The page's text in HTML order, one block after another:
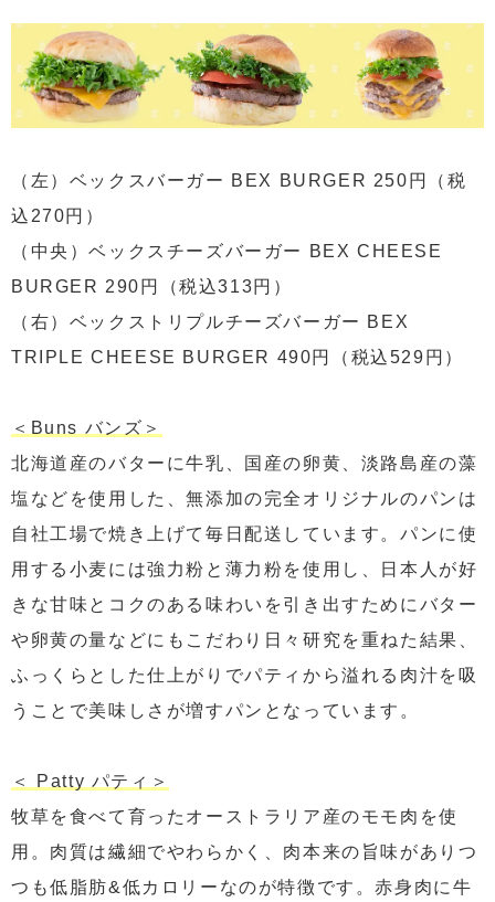
（左）ベックスバーガー BEX BURGER 250円（税
込270円）
（中央）ベックスチーズバーガー BEX CHEESE
BURGER 290円（税込313円）
（右）ベックストリプルチーズバーガー BEX
TRIPLE CHEESE BURGER 490円（税込529円）
＜Buns バンズ＞
北海道産のバターに牛乳、国産の卵黄、淡路島産の藻
塩などを使用した、無添加の完全オリジナルのパンは
自社工場で焼き上げて毎日配送しています。パンに使
用する小麦には強力粉と薄力粉を使用し、日本人が好
きな甘味とコクのある味わいを引き出すためにバター
や卵黄の量などにもこだわり日々研究を重ねた結果、
ふっくらとした仕上がりでパティから溢れる肉汁を吸
うことで美味しさが増すパンとなっています。
＜ Patty パティ＞
牧草を食べて育ったオーストラリア産のモモ肉を使
用。肉質は繊細でやわらかく、肉本来の旨味がありつ
つも低脂肪&低カロリーなのが特徴です。赤身肉に牛